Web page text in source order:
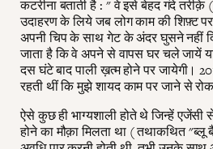
कटरीना बताती है : " वे इसे बेहद गंदे
उदाहरण के लिये जब लोग काम की शिफ़्ट
अपनी चिप के साथ गेट के अंदर घुसने नहीं
जाता है कि वे अपने से वापस घर चले जायें
दस घंटे बाद पाली ख़त्म होने पर जायेगी।
रहती थीं कि मुझे शायद काम पर जाने से
ऐसे कुछ ही भाग्यशाली होते थे जिन्हें
होने का मौक़ा मिलता था ( तथाकथित